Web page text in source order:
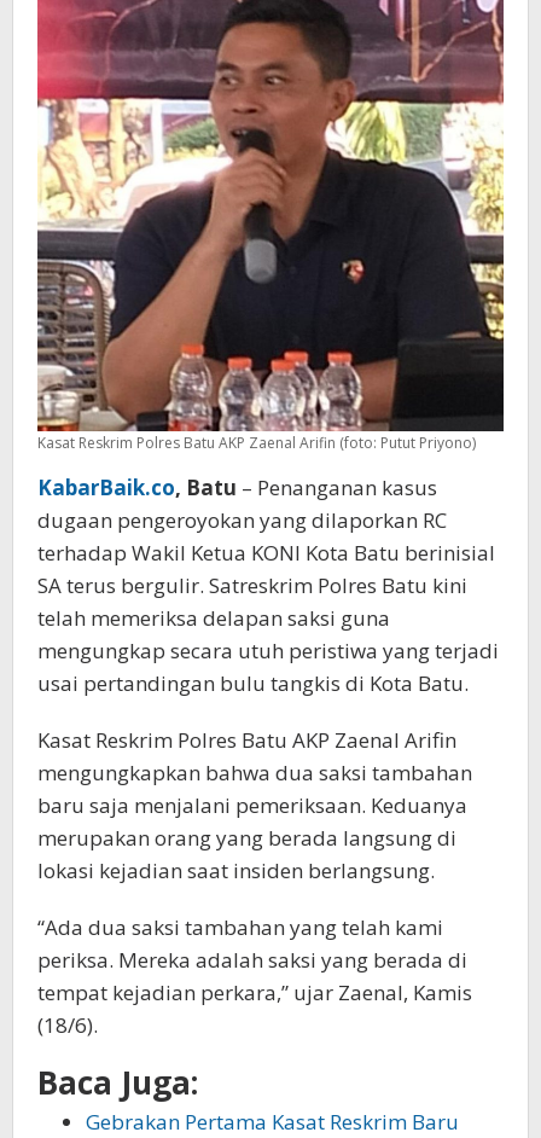
Kota
Batu
Kasat Reskrim Polres Batu AKP Zaenal Arifin (foto: Putut Priyono)
KabarBaik.co, Batu – Penanganan kasus
dugaan pengeroyokan yang dilaporkan RC
terhadap Wakil Ketua KONI Kota Batu berinisial
SA terus bergulir. Satreskrim Polres Batu kini
telah memeriksa delapan saksi guna
mengungkap secara utuh peristiwa yang terjadi
usai pertandingan bulu tangkis di Kota Batu.
Kasat Reskrim Polres Batu AKP Zaenal Arifin
mengungkapkan bahwa dua saksi tambahan
baru saja menjalani pemeriksaan. Keduanya
merupakan orang yang berada langsung di
lokasi kejadian saat insiden berlangsung.
“Ada dua saksi tambahan yang telah kami
periksa. Mereka adalah saksi yang berada di
tempat kejadian perkara,” ujar Zaenal, Kamis
(18/6).
Baca Juga:
Gebrakan Pertama Kasat Reskrim Baru